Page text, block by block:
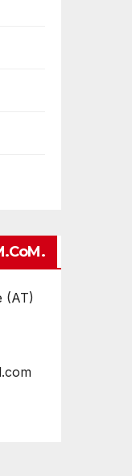
(AT)